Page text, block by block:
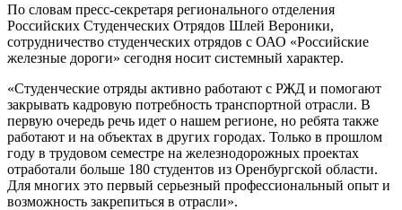
По словам пресс-секретаря регионального отделения
Российских Студенческих Отрядов Шлей Вероники,
сотрудничество студенческих отрядов с ОАО «Российские
железные дороги» сегодня носит системный характер.
«Студенческие отряды активно работают с РЖД и помогают
закрывать кадровую потребность транспортной отрасли. В
первую очередь речь идет о нашем регионе, но ребята также
работают и на объектах в других городах. Только в прошлом
году в трудовом семестре на железнодорожных проектах
отработали больше 180 студентов из Оренбургской области.
Для многих это первый серьезный профессиональный опыт и
возможность закрепиться в отрасли».